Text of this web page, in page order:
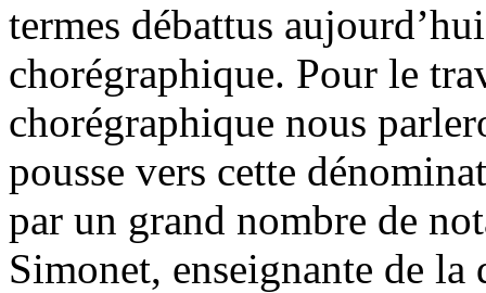
termes débattus
chorégraphique. Pour le
chorégraphique nous
pousse vers cette
par un grand nombre de
Simonet, enseignante de